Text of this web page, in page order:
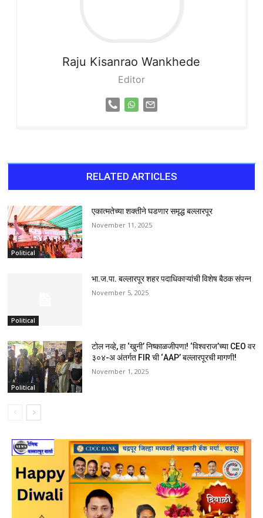
Raju Kisanrao Wankhede
Editor
RELATED ARTICLES
Political
एकात्मतेच्या शक्तीने घडणार समृद्ध बल्लारपूर
November 11, 2025
Political
भा.ज.पा. बल्लारपूर शहर पदाधिकाऱ्यांची विशेष बैठक संपन्न
November 5, 2025
Political
टोल नव्हे, हा ‘खुनी’ निष्काळजीपणा! ‘विश्वराज’च्या CEO वर
३०४-अ अंतर्गत FIR ची ‘AAP’ बल्लारपूरची मागणी!
November 1, 2025